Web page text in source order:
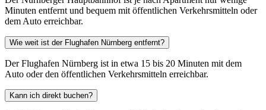
Minuten entfernt und bequem mit öffentlichen Verkehrsmitteln oder
dem Auto erreichbar.
Wie weit ist der Flughafen Nürnberg entfernt?
Der Flughafen Nürnberg ist in etwa 15 bis 20 Minuten mit dem
Auto oder den öffentlichen Verkehrsmitteln erreichbar.
Kann ich direkt buchen?